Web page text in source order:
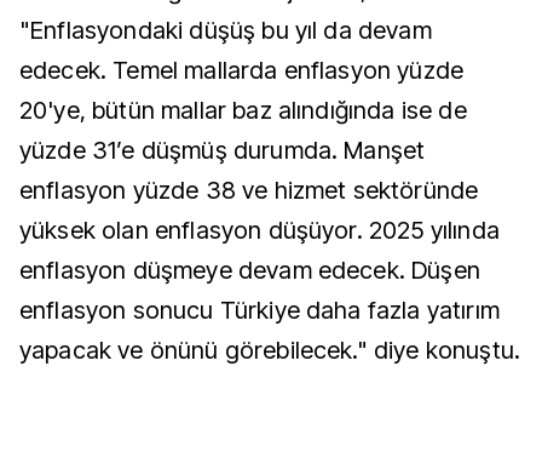
"Enflasyondaki düşüş bu yıl da devam
edecek. Temel mallarda enflasyon yüzde
20'ye, bütün mallar baz alındığında ise de
yüzde 31’e düşmüş durumda. Manşet
enflasyon yüzde 38 ve hizmet sektöründe
yüksek olan enflasyon düşüyor. 2025 yılında
enflasyon düşmeye devam edecek. Düşen
enflasyon sonucu Türkiye daha fazla yatırım
yapacak ve önünü görebilecek." diye konuştu.